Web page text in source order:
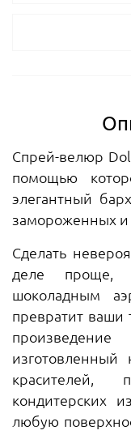
Спрей-велюр
помощью
элегантный
замороженных и
Сделать
деле проще,
шоколадным
превратит
красителей,
кондитерских
любую